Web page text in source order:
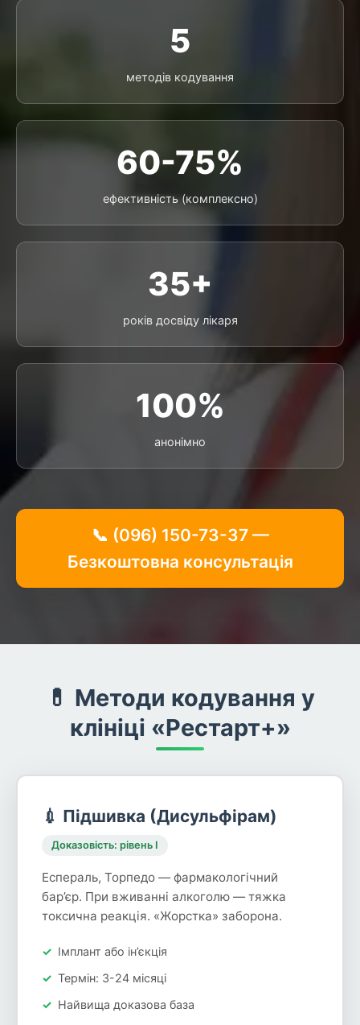
5
методів кодування
60-75%
ефективність (комплексно)
35+
років досвіду лікаря
100%
анонімно
📞 (096) 150-73-37 —
Безкоштовна консультація
💊 Методи кодування у
клініці «Рестарт+»
💉 Підшивка (Дисульфірам)
Доказовість: рівень I
Еспераль, Торпедо — фармакологічний
бар’єр. При вживанні алкоголю — тяжка
токсична реакція. «Жорстка» заборона.
Імплант або ін’єкція
Термін: 3-24 місяці
Найвища доказова база